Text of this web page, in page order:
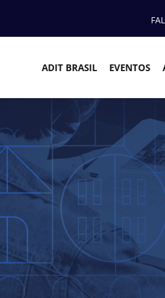
ADIT BRASIL EVENTOS